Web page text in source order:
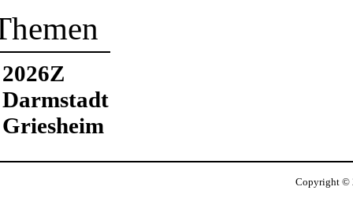
2026Z
Darmstadt
Griesheim
Copyright ©